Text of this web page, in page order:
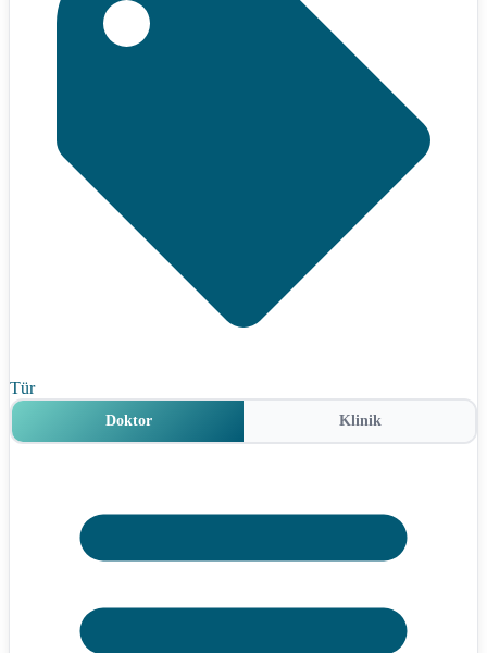
Tür
Doktor Klinik